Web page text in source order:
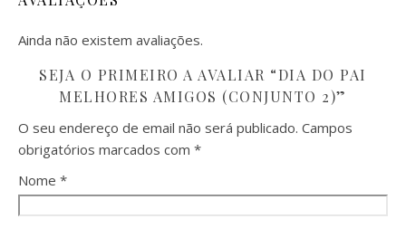
Ainda não existem avaliações.
SEJA O PRIMEIRO A AVALIAR “DIA DO PAI
MELHORES AMIGOS (CONJUNTO 2)”
O seu endereço de email não será publicado. Campos
obrigatórios marcados com *
Nome *